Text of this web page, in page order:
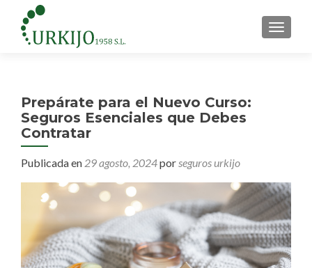
Prepárate para el Nuevo Curso:
Seguros Esenciales que Debes
Contratar
Publicada en 29 agosto, 2024porseguros urkijo